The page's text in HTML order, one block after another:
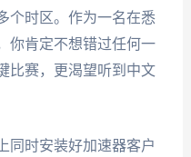
个时区。作为一名在悉
你肯定不想错过任何一
比赛，更渴望听到中文
同时安装好加速器客户